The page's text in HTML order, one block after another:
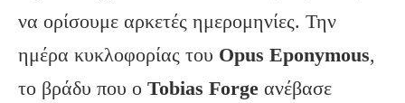
να ορίσουμε αρκετές ημερομηνίες. Την
ημέρα κυκλοφορίας του Opus Eponymous,
το βράδυ που ο Tobias Forge ανέβασε